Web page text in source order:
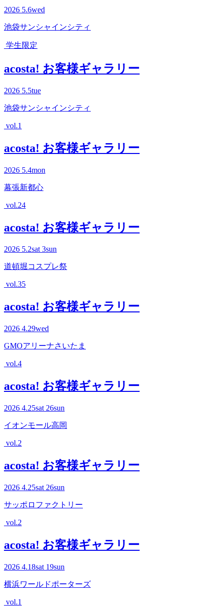
2026 5.6wed
池袋サンシャインシティ
学生限定
acosta! お客様ギャラリー
2026 5.5tue
池袋サンシャインシティ
vol.1
acosta! お客様ギャラリー
2026 5.4mon
幕張新都心
vol.24
acosta! お客様ギャラリー
2026 5.2sat3sun
道頓堀コスプレ祭
vol.35
acosta! お客様ギャラリー
2026 4.29wed
GMOアリーナさいたま
vol.4
acosta! お客様ギャラリー
2026 4.25sat 26sun
イオンモール高岡
vol.2
acosta! お客様ギャラリー
2026 4.25sat 26sun
サッポロファクトリー
vol.2
acosta! お客様ギャラリー
2026 4.18sat 19sun
横浜ワールドポーターズ
vol.1